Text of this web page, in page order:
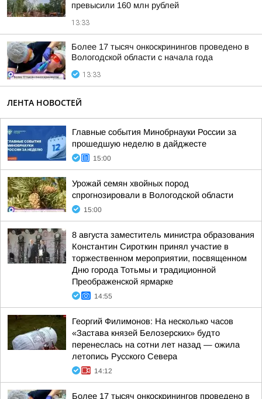
превысили 160 млн рублей
13:33
Более 17 тысяч онкоскринингов проведено в
Вологодской области с начала года
13:33
ЛЕНТА НОВОСТЕЙ
Главные события Минобрнауки России за
прошедшую неделю в дайджесте
15:00
Урожай семян хвойных пород
спрогнозировали в Вологодской области
15:00
8 августа заместитель министра образования
Константин Сироткин принял участие в
торжественном мероприятии, посвященном
Дню города Тотьмы и традиционной
Преображенской ярмарке
14:55
Георгий Филимонов: На несколько часов
«Застава князей Белозерских» будто
перенеслась на сотни лет назад — ожила
летопись Русского Севера
14:12
Более 17 тысяч онкоскринингов проведено в